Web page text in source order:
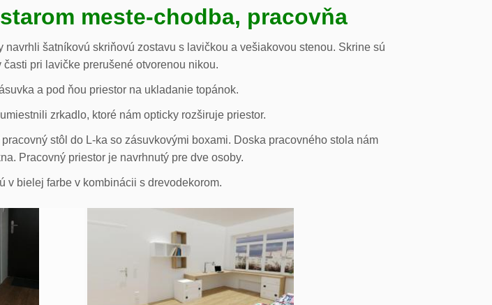
meste-chodba, pracovňa
navrhli šatníkovú skriňovú zostavu s lavičkou a vešiakovou stenou. Skrine sú
časti pri lavičke prerušené otvorenou nikou.
a pod ňou priestor na ukladanie topánok.
zrkadlo, ktoré nám opticky rozširuje priestor.
stôl do L-ka so zásuvkovými boxami. Doska pracovného stola nám
Pracovný priestor je navrhnutý pre dve osoby.
v bielej farbe v kombinácii s drevodekorom.